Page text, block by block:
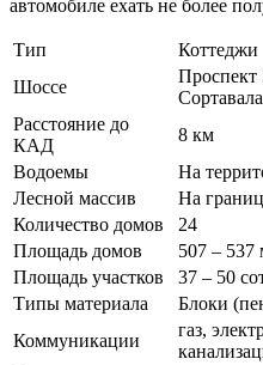
автомобиле ехать не более
Тип
Коттеджи
Шоссе
Проспект
Сортавала
Расстояние до
КАД
8 км
Водоемы
На
Лесной массив
На
Количество домов
24
Площадь домов
507 – 537
Площадь участков
37 – 50
Типы материала
Блоки
Коммуникации
газ,